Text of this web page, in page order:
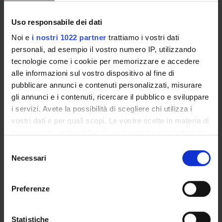
Uso responsabile dei dati
Noi e i nostri 1022 partner trattiamo i vostri dati
personali, ad esempio il vostro numero IP, utilizzando
tecnologie come i cookie per memorizzare e accedere
alle informazioni sul vostro dispositivo al fine di
pubblicare annunci e contenuti personalizzati, misurare
gli annunci e i contenuti, ricercare il pubblico e sviluppare
i servizi. Avete la possibilità di scegliere chi utilizza i
vostri dati e per quali scopi. Le vostre scelte in materia di
modificare o revocare il proprio consenso in qualsiasi
momento dalla Dichiarazione sui cookie o facendo clic
raccogliere informazioni sulla tua posizione
delNecessari
Preferenze
Statistiche
Academic Calendar
Degree Programme
Exam calendar
Notices
Thesis and internship proposals
Governing bodies
Faculty staff
STUDYING
People